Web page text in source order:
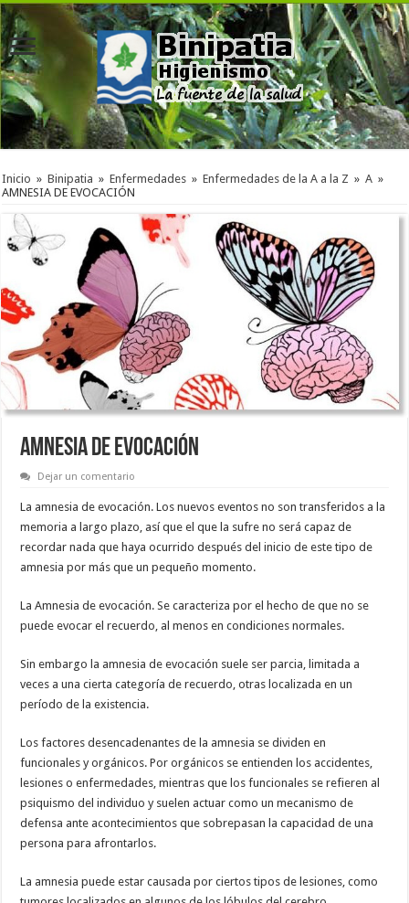
Inicio » Binipatia » Enfermedades » Enfermedades de la A a la Z » A »
AMNESIA DE EVOCACIÓN
AMNESIA DE EVOCACIÓN
Dejar un comentario
La amnesia de evocación. Los nuevos eventos no son transferidos a la
memoria a largo plazo, así que el que la sufre no será capaz de
recordar nada que haya ocurrido después del inicio de este tipo de
amnesia por más que un pequeño momento.
La Amnesia de evocación. Se caracteriza por el hecho de que no se
puede evocar el recuerdo, al menos en condiciones normales.
Sin embargo la amnesia de evocación suele ser parcia, limitada a
veces a una cierta categoría de recuerdo, otras localizada en un
período de la existencia.
Los factores desencadenantes de la amnesia se dividen en
funcionales y orgánicos. Por orgánicos se entienden los accidentes,
lesiones o enfermedades, mientras que los funcionales se refieren al
psiquismo del individuo y suelen actuar como un mecanismo de
defensa ante acontecimientos que sobrepasan la capacidad de una
persona para afrontarlos.
La amnesia puede estar causada por ciertos tipos de lesiones, como